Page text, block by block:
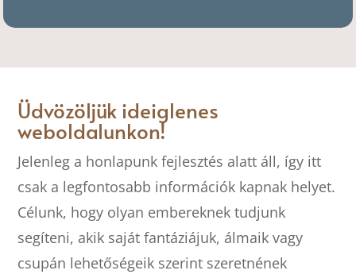
Üdvözöljük ideiglenes
weboldalunkon!
Jelenleg a honlapunk fejlesztés alatt áll, így itt
csak a legfontosabb információk kapnak helyet.
Célunk, hogy olyan embereknek tudjunk
segíteni, akik saját fantáziájuk, álmaik vagy
csupán lehetőségeik szerint szeretnének